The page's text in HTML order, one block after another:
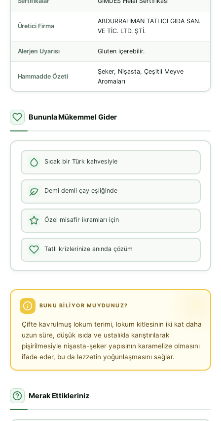
Üretici Firma
ABDURRAHMAN TATLICI GIDA SAN.
VE TİC. LTD. ŞTİ.
Alerjen Uyarısı Gluten içerebilir.
Hammadde Özeti
Şeker, Nişasta, Çeşitli Meyve
Aromaları
Bununla Mükemmel Gider
Sıcak bir Türk kahvesiyle
Demi demli çay eşliğinde
Özel misafir ikramları için
Tatlı krizlerinize anında çözüm
BUNU BILIYOR MUYDUNUZ?
Çifte kavrulmuş lokum terimi, lokum kitlesinin iki kat daha
uzun süre, düşük ısıda ve ustalıkla karıştırılarak
pişirilmesiyle nişasta-şeker yapısının karamelize olmasını
ifade eder, bu da lezzetin yoğunlaşmasını sağlar.
Merak Ettikleriniz